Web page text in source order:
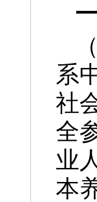
系
社
全
业
本